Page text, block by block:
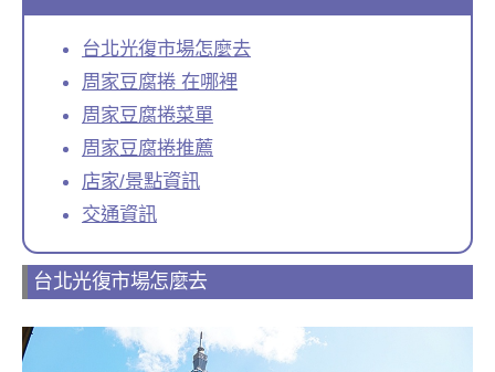
台北光復市場怎麼去
周家豆腐捲 在哪裡
周家豆腐捲菜單
周家豆腐捲推薦
店家/景點資訊
交通資訊
台北光復市場怎麼去